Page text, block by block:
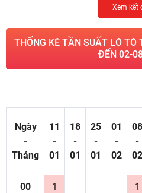
Xem kết
THỐNG KÊ TẦN SUẤT LÔ
ĐẾN 02-
Ngày
-
Tháng
11
-
01
18
-
01
25
-
01
01
-
02
08
-
02
00 1 1